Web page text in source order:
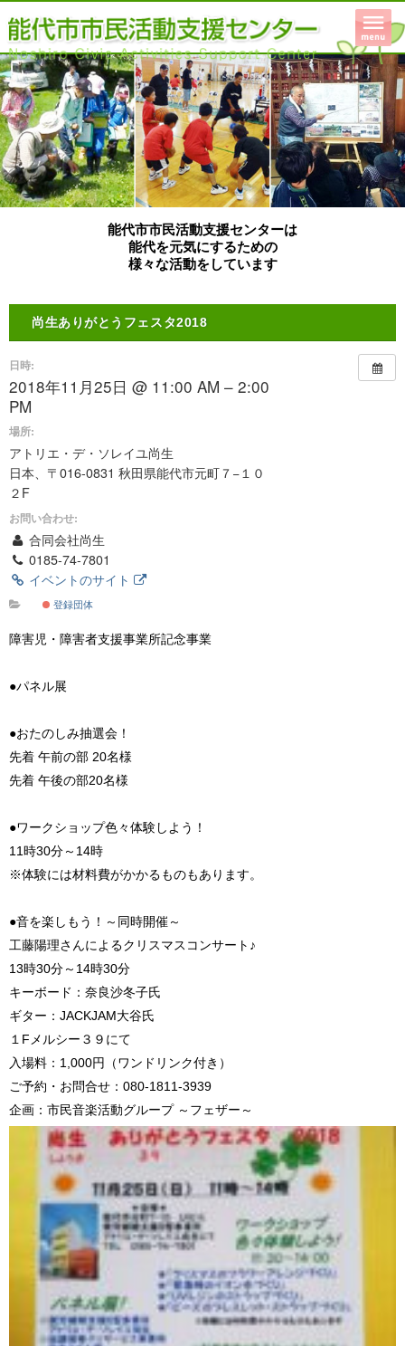
能代市市民活動支援センターは
能代を元気にするための
様々な活動をしています
尚生ありがとうフェスタ2018
日時:
2018年11月25日 @ 11:00 AM – 2:00
PM
場所:
アトリエ・デ・ソレイユ尚生
日本、〒016-0831 秋田県能代市元町７−１０
２F
お問い合わせ:
合同会社尚生
0185-74-7801
イベントのサイト
登録団体
障害児・障害者支援事業所記念事業
●パネル展
●おたのしみ抽選会！
先着 午前の部 20名様
先着 午後の部20名様
●ワークショップ色々体験しよう！
11時30分～14時
※体験には材料費がかかるものもあります。
●音を楽しもう！～同時開催～
工藤陽理さんによるクリスマスコンサート♪
13時30分～14時30分
キーボード：奈良沙冬子氏
ギター：JACKJAM大谷氏
１Fメルシー３９にて
入場料：1,000円（ワンドリンク付き）
ご予約・お問合せ：080-1811-3939
企画：市民音楽活動グループ ～フェザー～